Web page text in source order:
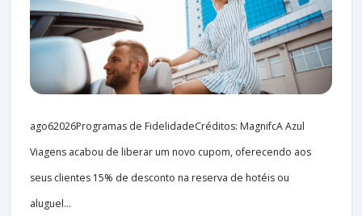
ago62026Programas de FidelidadeCréditos: MagnifcA Azul
Viagens acabou de liberar um novo cupom, oferecendo aos
seus clientes 15% de desconto na reserva de hotéis ou
aluguel...